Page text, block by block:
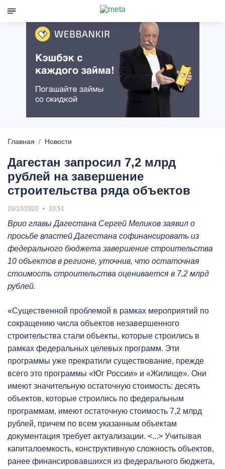
Главная Новости
Дагестан запросил 7,2 млрд
рублей на завершение
строительства ряда объектов
26/10/2020 10:51
Bрио главы Дагестана Сергей Меликов заявил о
просьбе властей Дагестана софинансировать из
федерального бюджета завершение строительства
10 объектов в регионе, уточнив, что остаточная
стоимость строительства оценивается в 7,2 млрд
рублей.
«Существенной проблемой в рамках мероприятий по
сокращению числа объектов незавершенного
строительства стали объекты, которые строились в
рамках федеральных целевых программ. Эти
программы уже прекратили существование, прежде
всего это программы «Юг России» и «Жилище». Они
имеют значительную остаточную стоимость: десять
объектов, которые строились по федеральным
программам, имеют остаточную стоимость 7,2 млрд
рублей, причем по всем указанным объектам
документация требует актуализации. <...> Учитывая
капиталоемкость, конструктивную сложность объектов,
ранее финансировавшихся из федерального бюджета,